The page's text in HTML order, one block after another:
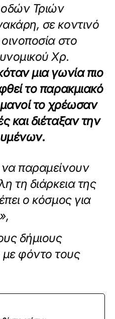
Τριών
σε κοντινό
στο
Χρ.
μια γωνία πιο
το παρακμιακό
το χρέωσαν
και διέταξαν την
παραμείνουν
τη διάρκεια της
ο κόσμος για
δήμιους
φόντο τους